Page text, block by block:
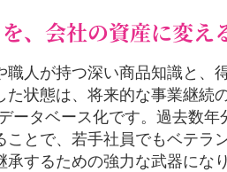
、会社の資産に変え
人が持つ深い商品知識と
状態は、将来的な事業継続
ータベース化です。過去数
とで、若手社員でもベテ
するための強力な武器になり